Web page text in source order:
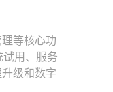
等核心功
用、服务
级和数字